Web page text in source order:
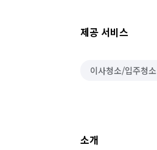
제공 서비스
이사청소/입주청소
소개